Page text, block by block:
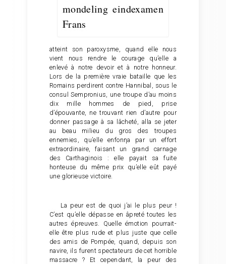
atteint son paroxysme, quand elle nous
vient nous rendre le courage qu’elle a
enlevé à notre devoir et à notre honneur.
Lors de la première vraie bataille que les
Romains perdirent contre Hannibal, sous le
consul Sempronius, une troupe d’au moins
dix mille hommes de pied, prise
d’épouvante, ne trouvant rien d’autre pour
donner passage à sa lâcheté, alla se jeter
au beau milieu du gros des troupes
ennemies, qu’elle enfonηa par un effort
extraordinaire, faisant un grand carnage
des Carthaginois : elle payait sa fuite
honteuse du même prix qu’elle eût payé
une glorieuse victoire.
La peur est de quoi j’ai le plus peur !
C’est qu’elle dépasse en âpreté toutes les
autres épreuves. Quelle émotion pourrait-
elle être plus rude et plus juste que celle
des amis de Pompée, quand, depuis son
navire, ils furent spectateurs de cet horrible
massacre ? Et cependant, la peur des